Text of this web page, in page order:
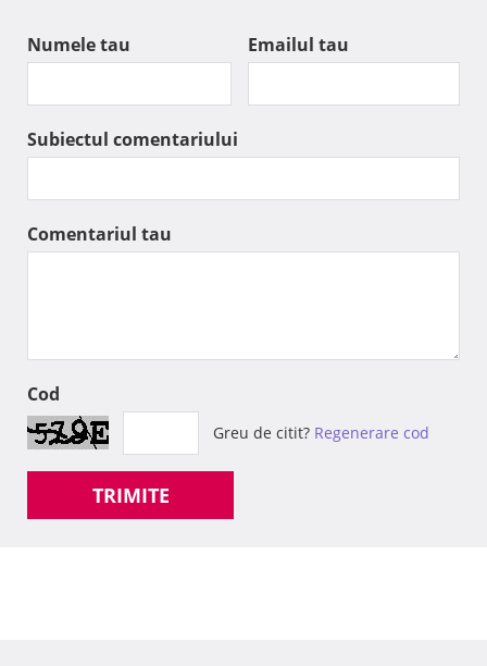
Numele tau Emailul tau
Subiectul comentariului
Comentariul tau
Cod
Greu de citit? Regenerare cod
TRIMITE